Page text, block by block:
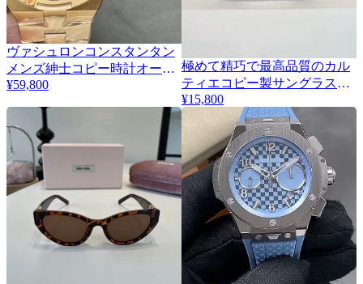
ヴァシュロンコンスタンタン
メンズ紳士コピー時計オーヴ
ァーシーズ 4500V/110R-B705
¥59,800
4
極めて精巧で最高品質のカル
ティエコピー製サングラス
CT0299S
¥15,800